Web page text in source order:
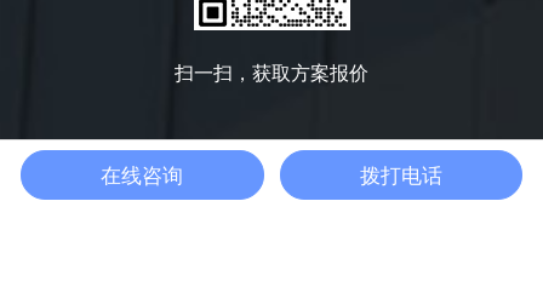
扫一扫，获取方案报价
Copyright @ 2022 版权所有: 广东欧可检测仪器有限公司
粤
在线咨询 拨打电话